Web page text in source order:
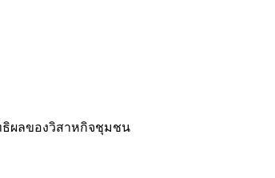
ธิผลของวิสาหกิจชุมชน